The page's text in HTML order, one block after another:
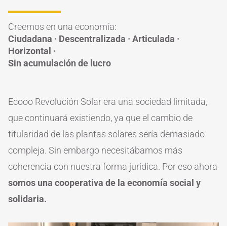
Creemos en una economía:
Ciudadana · Descentralizada · Articulada ·
Horizontal ·
Sin acumulación de lucro
Ecooo Revolución Solar era una sociedad limitada,
que continuará existiendo, ya que el cambio de
titularidad de las plantas solares sería demasiado
compleja. Sin embargo necesitábamos más
coherencia con nuestra forma jurídica. Por eso ahora
somos una cooperativa de la economía social y
solidaria.